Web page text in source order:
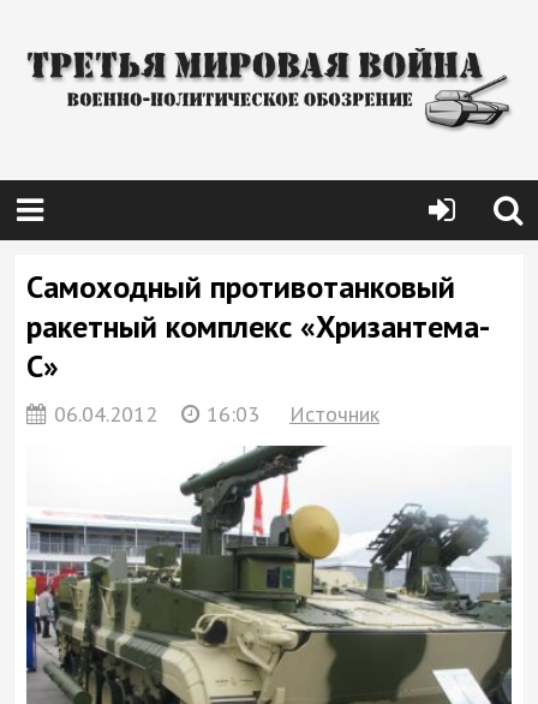
Самоходный противотанковый
ракетный комплекс «Хризантема-
С»
06.04.2012 16:03 Источник